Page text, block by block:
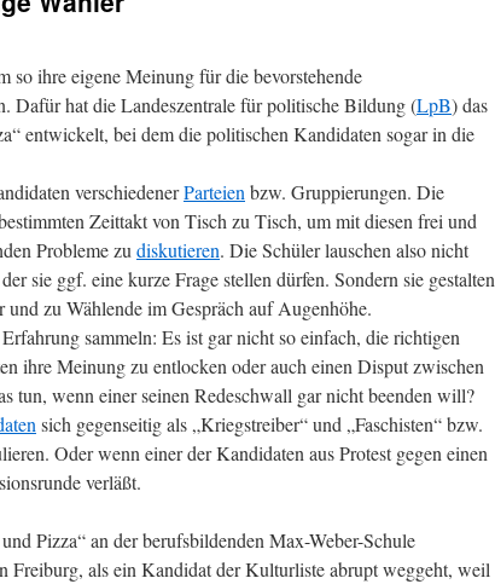
so ihre eigene Meinung für die bevorstehende
Dafür hat die Landeszentrale für politische Bildung (LpB) das
entwickelt, bei dem die politischen Kandidaten sogar in die
verschiedenerParteien bzw. Gruppierungen. Die
Zeittakt von Tisch zu Tisch, um mit diesen frei und
Probleme zu diskutieren. Die Schüler lauschen also nicht
sie ggf. eine kurze Frage stellen dürfen. Sondern sie gestalten
zu Wählende im Gespräch auf Augenhöhe.
sammeln: Es ist gar nicht so einfach, die richtigen
ihre Meinung zu entlocken oder auch einen Disput zwischen
tun, wenn einer seinen Redeschwall gar nicht beenden will?
sich gegenseitig als „Kriegstreiber“ und „Faschisten“ bzw.
Oder wenn einer der Kandidaten aus Protest gegen einen
verläßt.
Pizza“ an der berufsbildenden Max-Weber-Schule
Freiburg, als ein Kandidat der Kulturliste abrupt weggeht, weil